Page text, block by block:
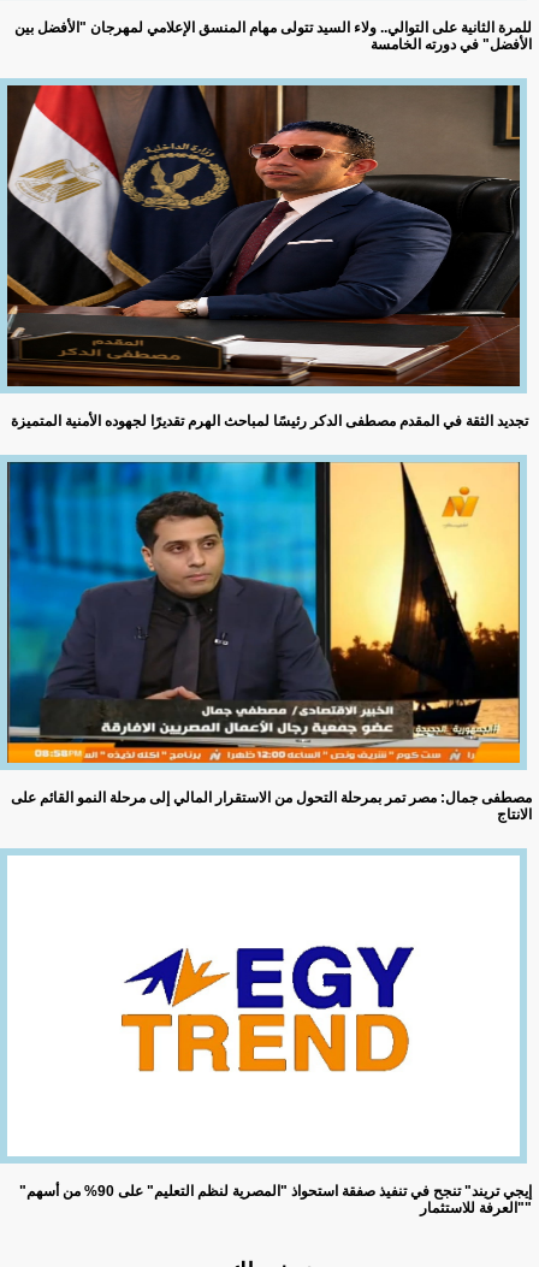
للمرة الثانية على التوالي.. ولاء السيد تتولى مهام المنسق الإعلامي لمهرجان "الأفضل بين
الأفضل" في دورته الخامسة
تجديد الثقة في المقدم مصطفى الدكر رئيسًا لمباحث الهرم تقديرًا لجهوده الأمنية المتميزة
مصطفى جمال: مصر تمر بمرحلة التحول من الاستقرار المالي إلى مرحلة النمو القائم على
الانتاج
"إيجي تريند" تنجح في تنفيذ صفقة استحواذ "المصرية لنظم التعليم" على 90% من أسهم
"العرفة للاستثمار"